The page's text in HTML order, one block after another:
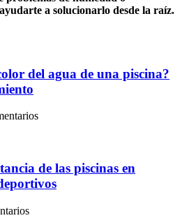
a solucionarlo desde la raíz.
del agua de una piscina?
de las piscinas en